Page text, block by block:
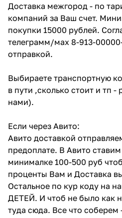
Доставка межгород - по
компаний за Ваш счет.
покупки 15000 рублей.
телеграмм/мах 8-913-
отправкой.
Выбираете транспортную
в пути ,сколько стоит и тп -
нами).
Если через Авито:
Авито доставкой
предоплате. В Авито
минималке 100-500 руб
проценты Вам и Доставка
Остальное по кур коду на
ДЕТЕЙ. И чтоб не было как
туда сюда. Все что соберем